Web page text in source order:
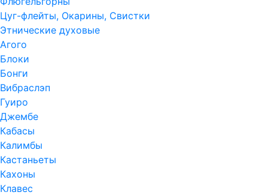
Цуг-флейты, Окарины, Свистки
Этнические духовые
Агого
Блоки
Бонги
Вибраслэп
Гуиро
Джембе
Кабасы
Калимбы
Кастаньеты
Кахоны
Клавес